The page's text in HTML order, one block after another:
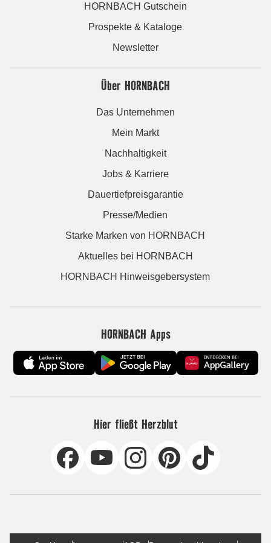
HORNBACH Gutschein
Prospekte & Kataloge
Newsletter
Über HORNBACH
Das Unternehmen
Mein Markt
Nachhaltigkeit
Jobs & Karriere
Dauertiefpreisgarantie
Presse/Medien
Starke Marken von HORNBACH
Aktuelles bei HORNBACH
HORNBACH Hinweisgebersystem
HORNBACH Apps
Hier fließt Herzblut